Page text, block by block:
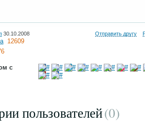
30.10.2008 Отправить другу
12609
с
пользователей(0)